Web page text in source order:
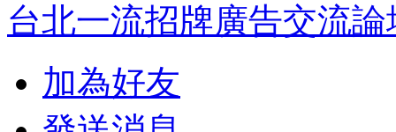
台北一流招牌廣告交流論
加為好友